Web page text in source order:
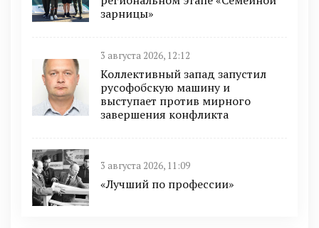
зарницы»
3 августа 2026, 12:12
Коллективный запад запустил
русофобскую машину и
выступает против мирного
завершения конфликта
3 августа 2026, 11:09
«Лучший по профессии»